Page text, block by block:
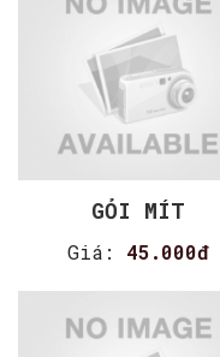
GỎI MÍT
Giá: 45.000đ